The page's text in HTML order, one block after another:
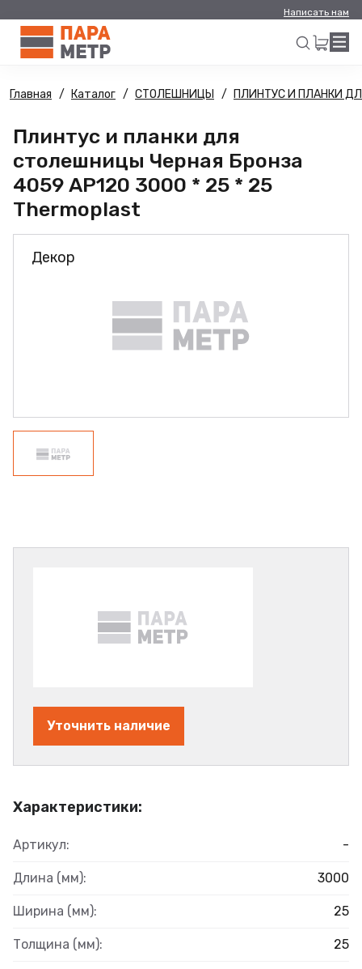
Написать нам
Искать
Главная Каталог СТОЛЕШНИЦЫ ПЛИНТУС И ПЛАНКИ
Плинтус и планки для
столешницы Черная Бронза
4059 AP120 3000 * 25 * 25
Thermoplast
Декор
Характеристики:
Артикул: -
Длина (мм): 3000
Ширина (мм): 25
Толщина (мм): 25
Уточнить наличие